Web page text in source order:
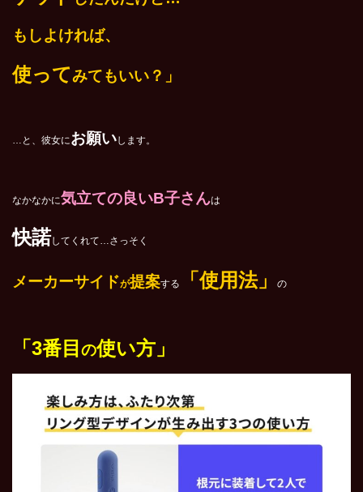
もしよければ、
使ってみてもいい？」
…と、彼女にお願いします。
なかなかに気立ての良いB子さんは
快諾してくれて…さっそく
メーカーサイドが提案する 「使用法」 の
「3番目 の使い方」